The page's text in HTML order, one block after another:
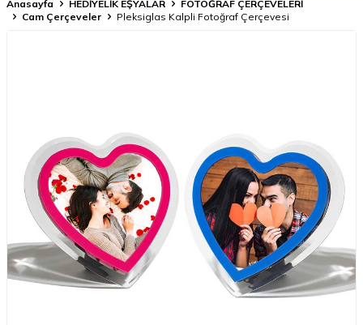
Anasayfa HEDİYELİK EŞYALAR
FOTOĞRAF ÇERÇEVELERİ
Cam Çerçeveler
Pleksiglas Kalpli Fotoğraf Çerçevesi